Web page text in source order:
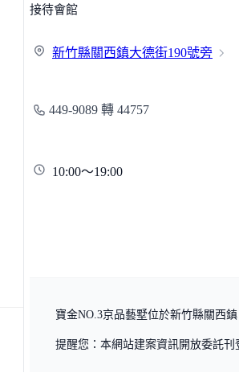
接待會館
新竹縣關西鎮大德街190號旁
449-9089 轉 44757
10:00～19:00
寶金NO.3京品藝墅位於新竹縣關西
提醒您：本網站建案資訊開放委託